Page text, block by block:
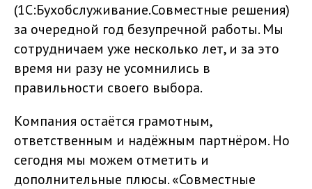
(1С:Бухобслуживание.Совместные решения)
за очередной год безупречной работы. Мы
сотрудничаем уже несколько лет, и за это
время ни разу не усомнились в
правильности своего выбора.
Компания остаётся грамотным,
ответственным и надёжным партнёром. Но
сегодня мы можем отметить и
дополнительные плюсы. «Совместные